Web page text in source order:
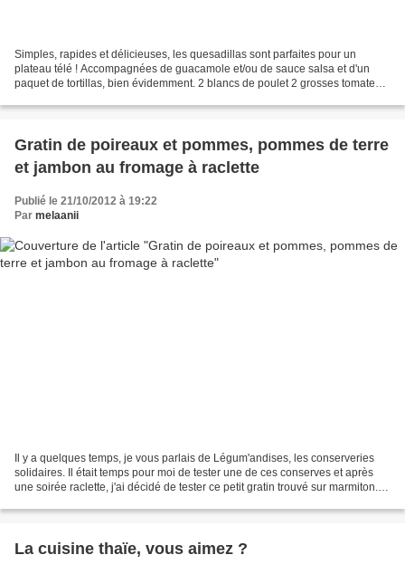
Simples, rapides et délicieuses, les quesadillas sont parfaites pour un
plateau télé ! Accompagnées de guacamole et/ou de sauce salsa et d'un
paquet de tortillas, bien évidemment. 2 blancs de poulet 2 grosses tomates 1
Gratin de poireaux et pommes, pommes de terre
et jambon au fromage à raclette
Publié le 21/10/2012 à 19:22
Par melaanii
Il y a quelques temps, je vous parlais de Légum'andises, les conserveries
solidaires. Il était temps pour moi de tester une de ces conserves et après
une soirée raclette, j'ai décidé de tester ce petit gratin trouvé sur marmiton.
La cuisine thaïe, vous aimez ?